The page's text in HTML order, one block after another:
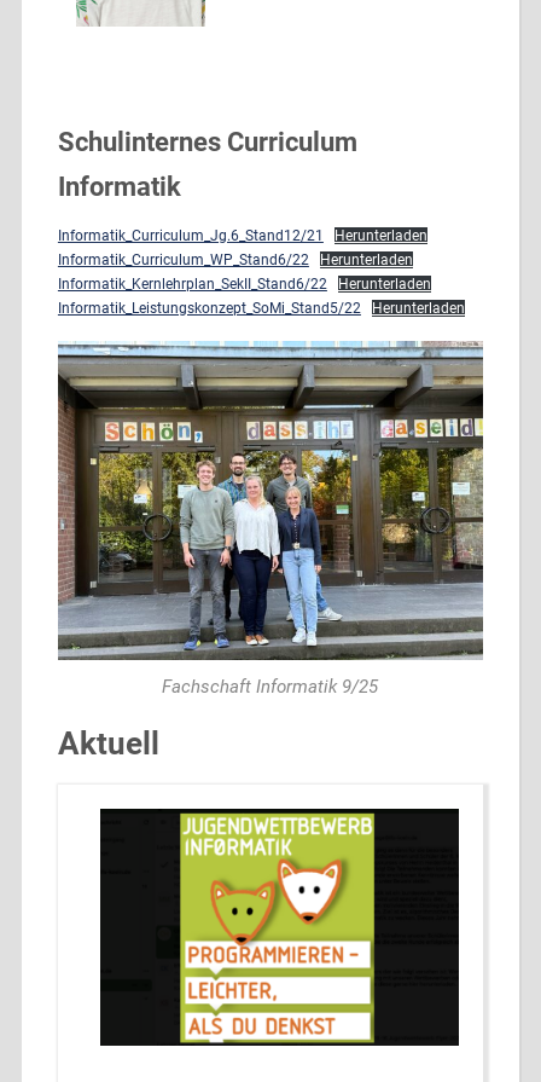
Schulinternes Curriculum
Informatik
Informatik_Curriculum_Jg.6_Stand12/21
Herunterladen
Informatik_Curriculum_WP_Stand6/22
Herunterladen
Informatik_Kernlehrplan_SekII_Stand6/22
Herunterladen
Informatik_Leistungskonzept_SoMi_Stand5/22
Herunterladen
Fachschaft Informatik 9/25
Aktuell